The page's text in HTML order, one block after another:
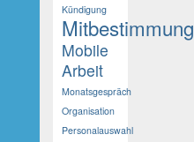
Kündigung
Mitbestimmung
Mobile
Arbeit
Monatsgespräch
Organisation
Personalauswahl